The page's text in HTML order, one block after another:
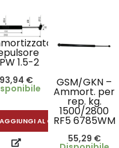
1.5-2
93,94 €
AGGIUNGI AL CARRELLO
GSM/GKN –
Ammort. per
rep. kg.
1500/2800
RF5 6785WM
55,29 €